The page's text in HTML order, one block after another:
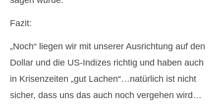
Fazit:
„Noch“ liegen wir mit unserer Ausrichtung auf den
Dollar und die US-Indizes richtig und haben auch
in Krisenzeiten „gut Lachen“…natürlich ist nicht
sicher, dass uns das auch noch vergehen wird…